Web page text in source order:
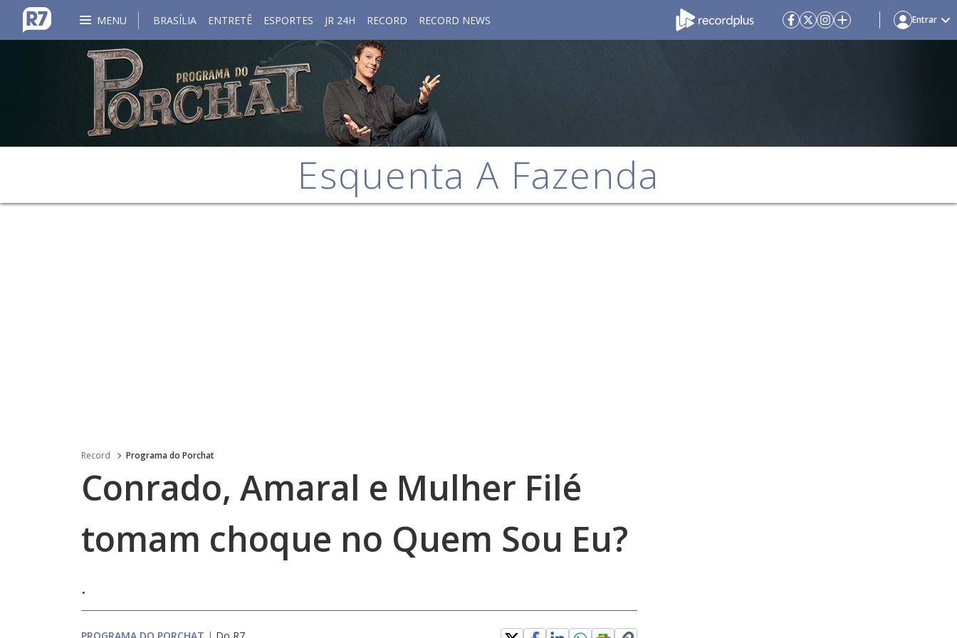
MENU BRASÍLIA ENTRETÊ ESPORTES JR 24H RECORD RECORD NEWS Entrar
Esquenta A Fazenda
Record Programa do Porchat
Conrado, Amaral e Mulher Filé
tomam choque no Quem Sou Eu?
.